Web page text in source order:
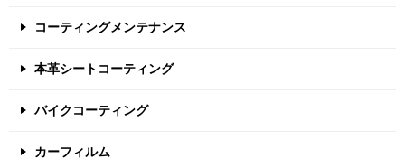
コーティングメンテナンス
本革シートコーティング
バイクコーティング
カーフィルム